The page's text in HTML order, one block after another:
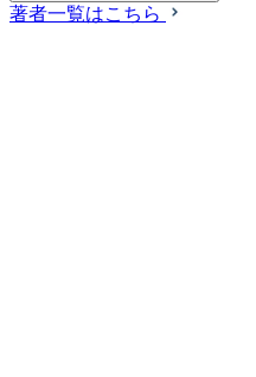
著者一覧はこちら